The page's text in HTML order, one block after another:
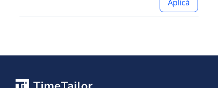
Aplică